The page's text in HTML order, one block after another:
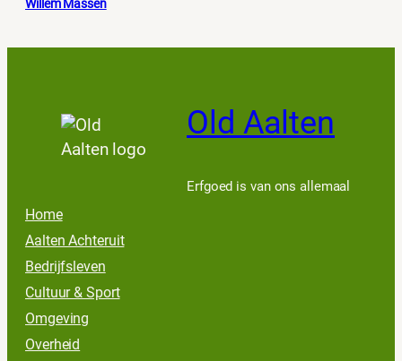
Willem Massen
Old Aalten
Erfgoed is van ons allemaal
Home
Aalten Achteruit
Bedrijfsleven
Cultuur & Sport
Omgeving
Overheid